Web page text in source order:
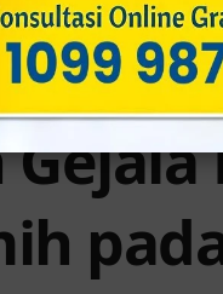
Saluran